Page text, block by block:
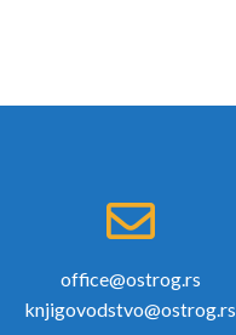
office@ostrog.rs
knjigovodstvo@ostrog.rs